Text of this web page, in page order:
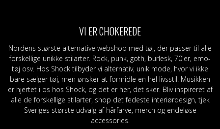
VI ER CHOKEREDE
Nordens største alternative webshop med tøj, der passer til alle
forskellige unikke stilarter. Rock, punk, goth, burlesk, 70'er, emo-
tøj osv. Hos Shock tilbyder vi alternativ, unik mode, hvor vi ikke
bare sælger tøj, men ønsker at formidle en hel livsstil. Musikken
er hjertet i os hos Shock, og det er her, det sker. Bliv inspireret af
alle de forskellige stilarter, shop det fedeste interiørdesign, tjek
Sveriges største udvalg af hårfarve, merch og endeløse
accessories.